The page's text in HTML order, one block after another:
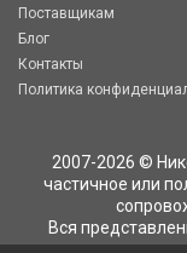
Поставщикам
Блог
Контакты
Политика
2007-2026 ©
частичное или
Вся